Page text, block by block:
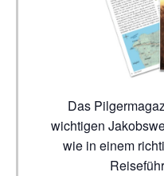
Das Pilgermagazin beschreibt auf 80 Seiten alle
wichtigen
wie in einem